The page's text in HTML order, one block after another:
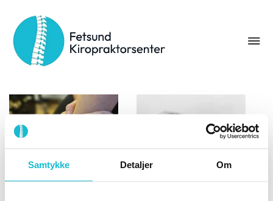
Samtykke Detaljer Om
Stikkord:graston